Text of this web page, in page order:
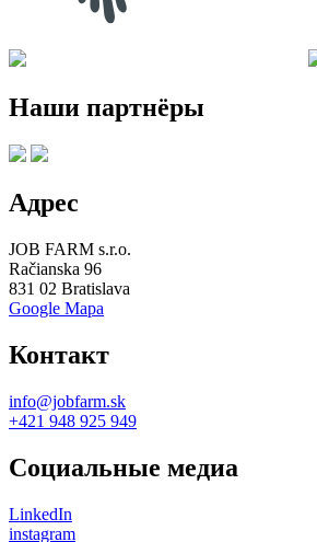
Наши партнёры
Адрес
JOB FARM s.r.o.
Račianska 96
831 02 Bratislava
Google Mapa
Контакт
info@jobfarm.sk
+421 948 925 949
Социальные медиа
LinkedIn
instagram